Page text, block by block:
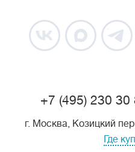
+7 (495) 230 30
г. Москва, Козицкий
Где